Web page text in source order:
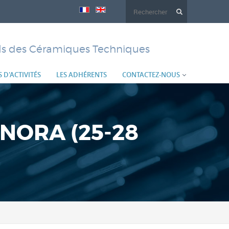
de
recherche
des Céramiques Techniques
D'ACTIVITÉS LES ADHÉRENTS CONTACTEZ-NOUS
(25-28